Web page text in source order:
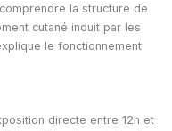
la structure de
cutané induit par les
le fonctionnement
directe entre 12h et